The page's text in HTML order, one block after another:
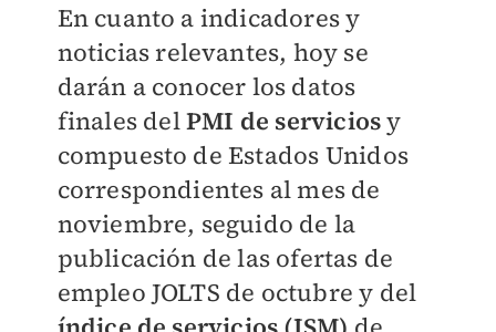
En cuanto a indicadores y
noticias relevantes, hoy se
darán a conocer los datos
finales delPMI de serviciosy
compuesto de Estados Unidos
correspondientes al mes de
noviembre, seguido de la
publicación de las ofertas de
empleo JOLTS de octubre y del